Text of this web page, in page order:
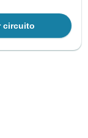
circuito